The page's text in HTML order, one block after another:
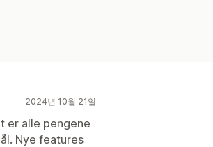
2024년 10월 21일
er alle pengene
Nye features